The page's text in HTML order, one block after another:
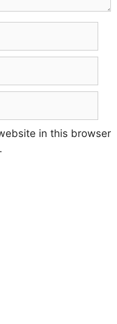
in this browser